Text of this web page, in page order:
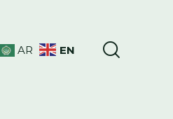
AR EN